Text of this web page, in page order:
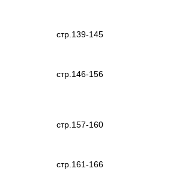
стр.139-145
стр.146-156
стр.157-160
стр.161-166